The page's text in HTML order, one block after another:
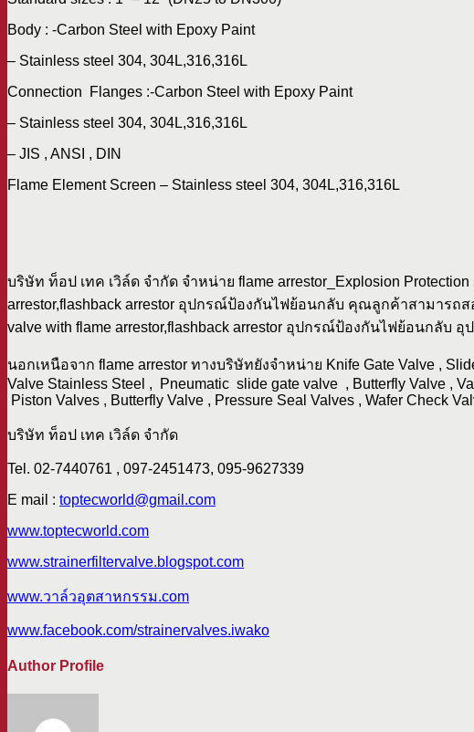
Body : -Carbon Steel with Epoxy Paint
– Stainless steel 304, 304L,316,316L
Connection Flanges :-Carbon Steel with Epoxy Paint
– Stainless steel 304, 304L,316,316L
– JIS , ANSI , DIN
Flame Element Screen – Stainless steel 304, 304L,316,316L
บริษัท ท็อป เทค เวิล์ด จำกัด จำหน่าย flame arrestor_Explosion
arrestor,flashback arrestor อุปกรณ์ป้องกันไฟย้อนกลับ คุณลูกค้าสามารถสอ
valve with flame arrestor,flashback arrestor อุปกรณ์ป้องกันไฟย้อนกลับ
นอกเหนือจาก flame arrestor ทางบริษัทยังจำหน่าย Knife Gate Valve ,
Valve Stainless Steel , Pneumatic slide gate valve , Butterfly Valve ,
Piston Valves , Butterfly Valve , Pressure Seal Valves , Wafer Check
บริษัท ท็อป เทค เวิล์ด จำกัด
Tel. 02-7440761 , 097-2451473, 095-9627339
E mail : toptecworld@gmail.com
www.toptecworld.com
www.strainerfiltervalve.blogspot.com
www.วาล์วอุตสาหกรรม.com
www.facebook.com/strainervalves.iwako
Author Profile